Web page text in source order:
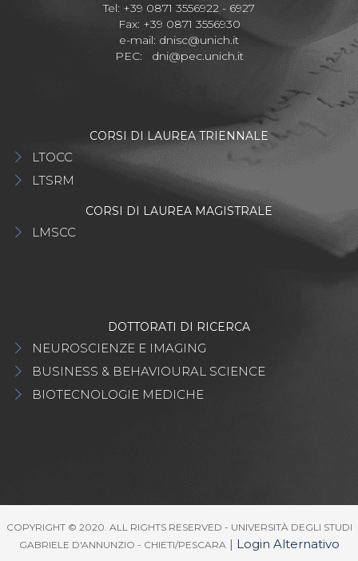
Tel: +39 0871 3556922 - 6927
Fax: +39 0871 3556930
e-mail: dnisc@unich.it
PEC: dni@pec.unich.it
CORSI DI LAUREA TRIENNALE
LTOCC
LTSRM
CORSI DI LAUREA MAGISTRALE
LMSCC
DOTTORATI DI RICERCA
NEUROSCIENZE E IMAGING
BUSINESS & BEHAVIOURAL SCIENCE
BIOTECNOLOGIE MEDICHE
COPYRIGHT © 2020. ALL RIGHTS RESERVED - UNIVERSITÀ DEGLI STUDI
GABRIELE D'ANNUNZIO - CHIETI/PESCARA| Login Alternativo